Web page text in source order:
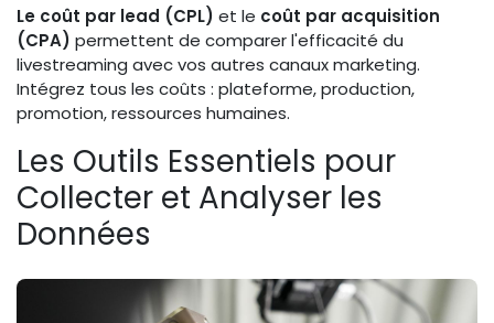
Le coût par lead (CPL) et le coût par acquisition
(CPA) permettent de comparer l'efficacité du
livestreaming avec vos autres canaux marketing.
Intégrez tous les coûts : plateforme, production,
promotion, ressources humaines.
Les Outils Essentiels pour
Collecter et Analyser les
Données